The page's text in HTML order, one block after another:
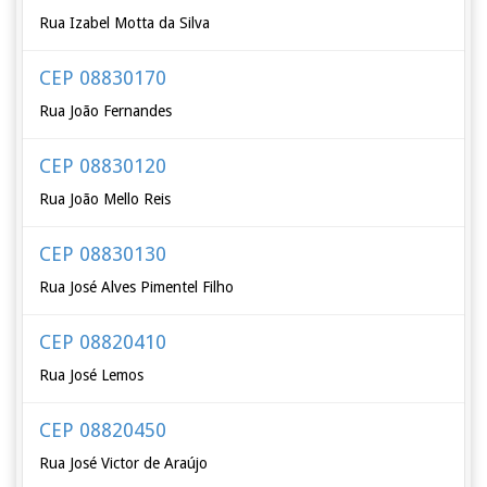
Rua Izabel Motta da Silva
CEP 08830170
Rua João Fernandes
CEP 08830120
Rua João Mello Reis
CEP 08830130
Rua José Alves Pimentel Filho
CEP 08820410
Rua José Lemos
CEP 08820450
Rua José Victor de Araújo